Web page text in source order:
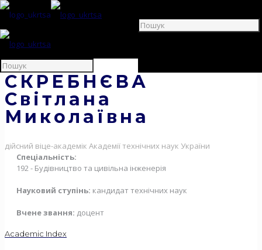
СКРЕБНЄВА
Світлана
Миколаївна
дійсний віце-академік Академії технічних наук України
Спеціальність:
192 - Будівництво та цивільна інженерія
Науковий ступінь: кандидат технічних наук
Вчене звання: доцент
Academic Index